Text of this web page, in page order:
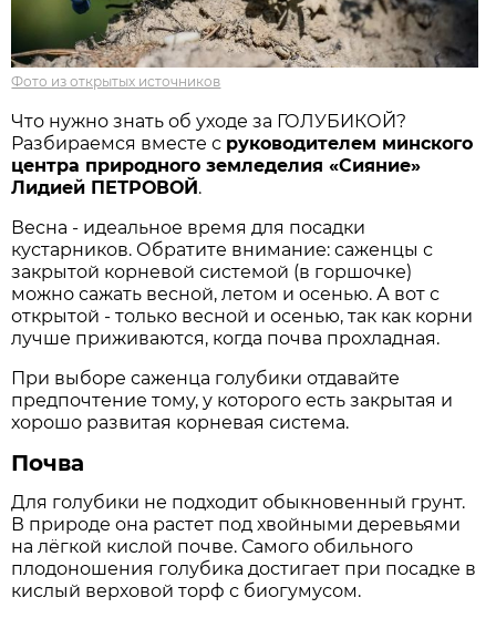
Фото из открытых источников
Что нужно знать об уходе за ГОЛУБИКОЙ?
Разбираемся вместе с руководителем минского
центра природного земледелия «Сияние»
Лидией ПЕТРОВОЙ.
Весна - идеальное время для посадки
кустарников. Обратите внимание: саженцы с
закрытой корневой системой (в горшочке)
можно сажать весной, летом и осенью. А вот с
открытой - только весной и осенью, так как корни
лучше приживаются, когда почва прохладная.
При выборе саженца голубики отдавайте
предпочтение тому, у которого есть закрытая и
хорошо развитая корневая система.
Почва
Для голубики не подходит обыкновенный грунт.
В природе она растет под хвойными деревьями
на лёгкой кислой почве. Самого обильного
плодоношения голубика достигает при посадке в
кислый верховой торф с биогумусом.